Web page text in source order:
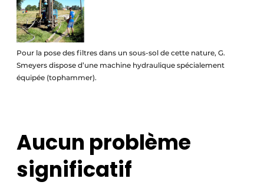
Pour la pose des filtres dans un sous-sol de cette nature, G.
Smeyers dispose d’une machine hydraulique spécialement
équipée (tophammer).
Aucun problème
significatif